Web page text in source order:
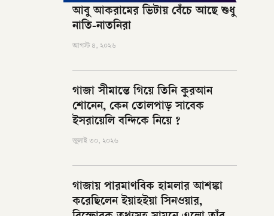
আবু আকরামের ভিটায় বেঁচে আছে শুধু
নাতি-নাতনিরা
আগস্ট ৪, ২০২৬
গাজা সীমান্তে গিয়ে তিনি কুরআন
শোনেন, কেন তোলপাড় সাবেক
ইসরায়েলি বন্দিকে নিয়ে ?
জুলাই ৩০, ২০২৬
গাজায় পারমাণবিক হামলার আশঙ্কা
করেছিলেন ইয়াহইয়া সিনওয়ার,